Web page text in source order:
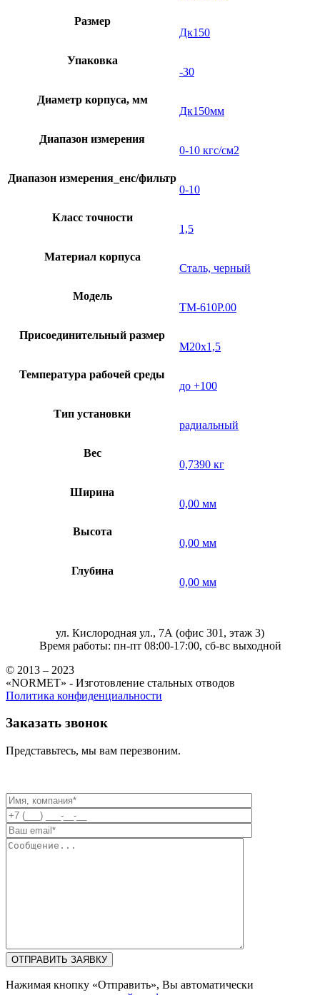
Размер
Дк150
Упаковка
-30
Диаметр корпуса, мм
Дк150мм
Диапазон измерения
0-10 кгс/см2
Диапазон измерения_енс/фильтр
0-10
Класс точности
1,5
Материал корпуса
Сталь, черный
Модель
ТМ-610Р.00
Присоединительный размер
М20х1,5
Температура рабочей среды
до +100
Тип установки
радиальный
Вес
0,7390 кг
Ширина
0,00 мм
Высота
0,00 мм
Глубина
0,00 мм
ул. Кислородная ул., 7А (офис 301, этаж 3)
Время работы: пн-пт 08:00-17:00, сб-вс выходной
© 2013 – 2023
«NORMET» - Изготовление стальных отводов
Политика конфиденциальности
Заказать звонок
Представьтесь, мы вам перезвоним.
Нажимая кнопку «Отправить», Вы автоматически